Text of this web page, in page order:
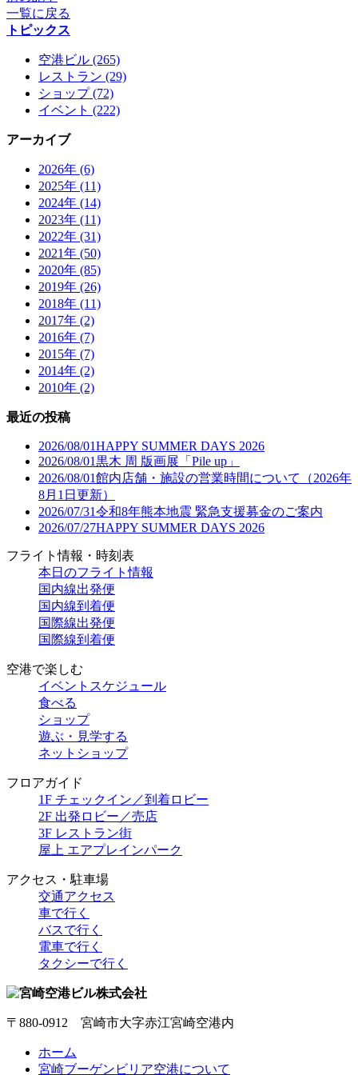
一覧に戻る
トピックス
空港ビル (265)
レストラン (29)
ショップ (72)
イベント (222)
アーカイブ
2026年 (6)
2025年 (11)
2024年 (14)
2023年 (11)
2022年 (31)
2021年 (50)
2020年 (85)
2019年 (26)
2018年 (11)
2017年 (2)
2016年 (7)
2015年 (7)
2014年 (2)
2010年 (2)
最近の投稿
2026/08/01HAPPY SUMMER DAYS 2026
2026/08/01黒木 周 版画展「Pile up」
2026/08/01館内店舗・施設の営業時間について（2026年
8月1日更新）
2026/07/31令和8年熊本地震 緊急支援募金のご案内
2026/07/27HAPPY SUMMER DAYS 2026
フライト情報・時刻表
本日のフライト情報
国内線出発便
国内線到着便
国際線出発便
国際線到着便
空港で楽しむ
イベントスケジュール
食べる
ショップ
遊ぶ・見学する
ネットショップ
フロアガイド
1F チェックイン／到着ロビー
2F 出発ロビー／売店
3F レストラン街
屋上 エアプレインパーク
アクセス・駐車場
交通アクセス
車で行く
バスで行く
電車で行く
タクシーで行く
〒880-0912 宮崎市大字赤江宮崎空港内
ホーム
宮崎ブーゲンビリア空港について